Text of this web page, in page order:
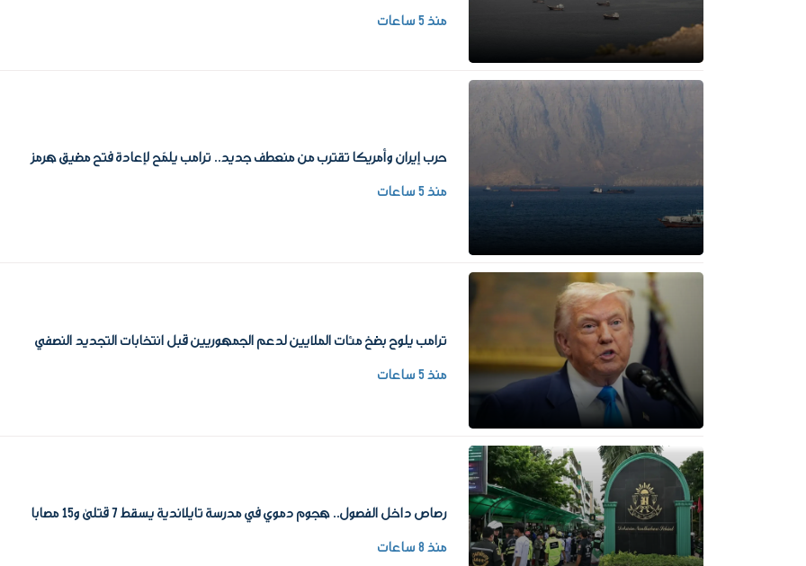
منذ 5 ساعات
حرب إيران وأمريكا تقترب من منعطف جديد.. ترامب يلمّح لإعادة فتح مضيق هرمز
منذ 5 ساعات
ترامب يلوح بضخ مئات الملايين لدعم الجمهوريين قبل انتخابات التجديد النصفي
منذ 5 ساعات
رصاص داخل الفصول.. هجوم دموي في مدرسة تايلاندية يسقط 7 قتلى و15 مصابا
منذ 8 ساعات